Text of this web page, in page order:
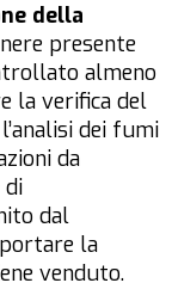
della
presente
almeno
la verifica del
dei fumi
da
di
dal
la
venduto.